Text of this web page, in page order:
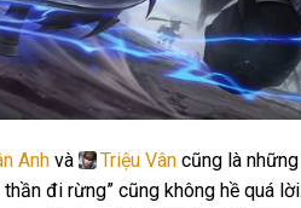
Anh và Triệu Vân cũng là
thần đi rừng” cũng không hề quá